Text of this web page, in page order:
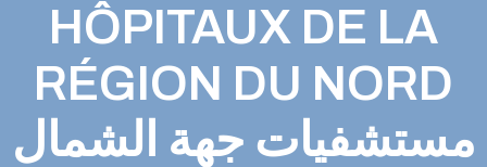
HÔPITAUX DE LA
RÉGION DU NORD
مستشفيات جهة الشمال